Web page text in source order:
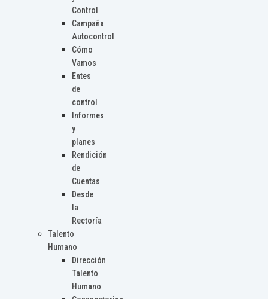
Control
Campaña
Autocontrol
Cómo
Vamos
Entes
de
control
Informes
y
planes
Rendición
de
Cuentas
Desde
la
Rectoría
Talento
Humano
Dirección
Talento
Humano